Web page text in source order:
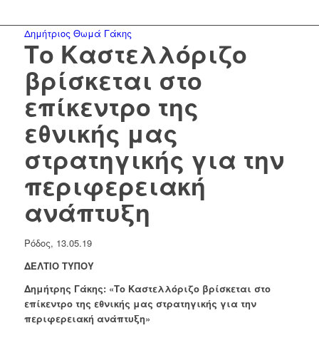
Δημήτριος Θωμά Γάκης
Το Καστελλόριζο
βρίσκεται στο
επίκεντρο της
εθνικής μας
στρατηγικής για την
περιφερειακή
ανάπτυξη
Ρόδος, 13.05.19
ΔΕΛΤΙΟ ΤΥΠΟΥ
Δημήτρης Γάκης: «Το Καστελλόριζο βρίσκεται στο
επίκεντρο της εθνικής μας στρατηγικής για την
περιφερειακή ανάπτυξη»